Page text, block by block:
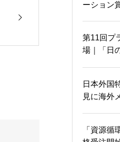
ーション
第11回プ
場｜「日
日本外国
見に海外
「資源循